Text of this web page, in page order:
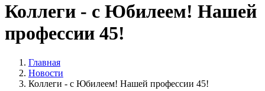
Коллеги - с Юбилеем! Нашей
профессии 45!
Главная
Новости
Коллеги - с Юбилеем! Нашей профессии 45!